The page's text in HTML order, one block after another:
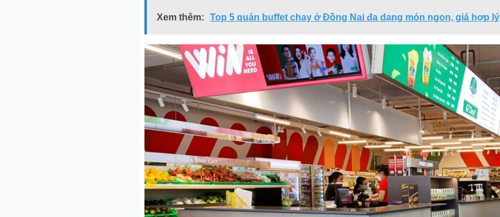
Xem thêm: Top 5 quán buffet chay ở Đồng Nai đa dạng món ngon, giá hợp lý